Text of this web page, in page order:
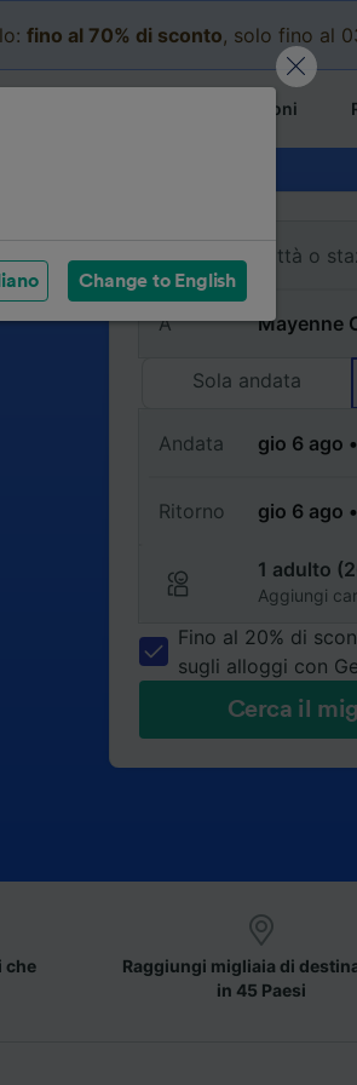
fino al 70% di sconto, solo fino al
Le mie prenotazioni
Da
A
Sola andata
Andata
Ritorno
1 adulto
Aggiungi
Fino al 20% di
sugli alloggi con
Cerca il
che
Raggiungi migliaia di
in 45 Paesi
Change to English